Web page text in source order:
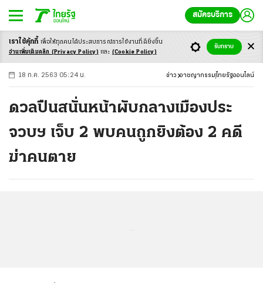
สมัครบริการ
-ก ก ก+
18 ก.ค. 2563 05:24 น. ข่าว อาชญากรรม ไทยรัฐออนไลน์
ดวลปืนสนั่นหน้าผับกลางเมืองประ
จวบฯ เจ็บ 2 พบคนถูกยิงต้อง 2 คดี
ฆ่าคนตาย
เราใช้คุ้กกี้ เพื่อให้ทุกคนได้ประสบการณ์การใช้งานที่ดียิ่งขึ้น
อ่านเพิ่มเติมคลิก (Privacy Policy) และ (Cookie Policy)
รับทราบ